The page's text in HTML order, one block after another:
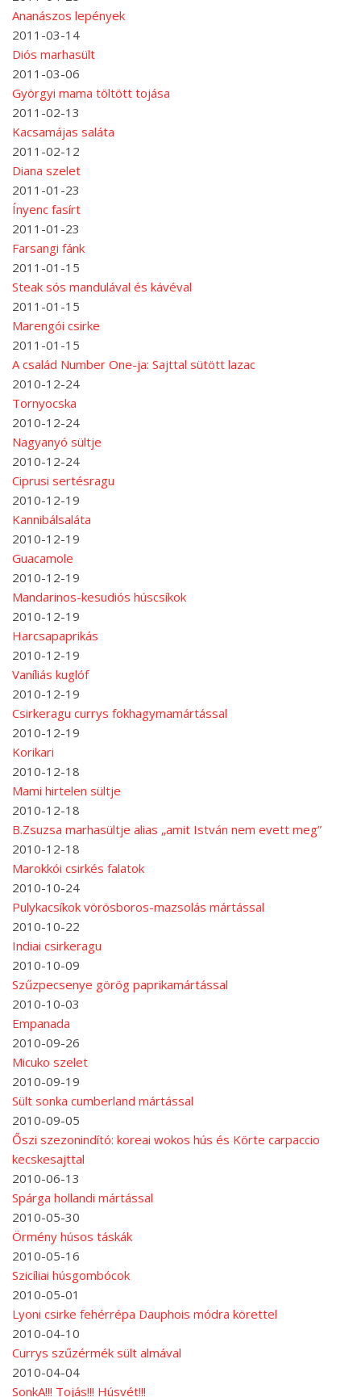
Ananászos lepények
2011-03-14
Diós marhasült
2011-03-06
Györgyi mama töltött tojása
2011-02-13
Kacsamájas saláta
2011-02-12
Diana szelet
2011-01-23
Ínyenc fasírt
2011-01-23
Farsangi fánk
2011-01-15
Steak sós mandulával és kávéval
2011-01-15
Marengói csirke
2011-01-15
A család Number One-ja: Sajttal sütött lazac
2010-12-24
Tornyocska
2010-12-24
Nagyanyó sültje
2010-12-24
Ciprusi sertésragu
2010-12-19
Kannibálsaláta
2010-12-19
Guacamole
2010-12-19
Mandarinos-kesudiós húscsíkok
2010-12-19
Harcsapaprikás
2010-12-19
Vaníliás kuglóf
2010-12-19
Csirkeragu currys fokhagymamártással
2010-12-19
Korikari
2010-12-18
Mami hirtelen sültje
2010-12-18
B.Zsuzsa marhasültje alias „amit István nem evett meg”
2010-12-18
Marokkói csirkés falatok
2010-10-24
Pulykacsíkok vörösboros-mazsolás mártással
2010-10-22
Indiai csirkeragu
2010-10-09
Szűzpecsenye görög paprikamártással
2010-10-03
Empanada
2010-09-26
Micuko szelet
2010-09-19
Sült sonka cumberland mártással
2010-09-05
Őszi szezonindító: koreai wokos hús és Körte carpaccio
kecskesajttal
2010-06-13
Spárga hollandi mártással
2010-05-30
Örmény húsos táskák
2010-05-16
Szicíliai húsgombócok
2010-05-01
Lyoni csirke fehérrépa Dauphois módra körettel
2010-04-10
Currys szűzérmék sült almával
2010-04-04
SonkA!!! Tojás!!! Húsvét!!!